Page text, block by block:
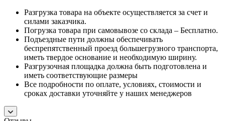
Разгрузка товара на объекте осуществляется за счет и
силами заказчика.
Погрузка товара при самовывозе со склада – Бесплатно.
Подъездные пути должны обеспечивать
беспрепятственный проезд большегрузного транспорта,
иметь твердое основание и необходимую ширину.
Разгрузочная площадка должна быть подготовлена и
иметь соответствующие размеры
Все подробности по оплате, условиях, стоимости и
сроках доставки уточняйте у наших менеджеров